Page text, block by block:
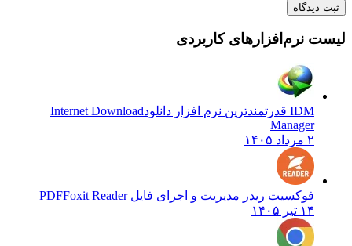
ثبت دیدگاه
لیست نرم‌افزارهای کاربردی
IDM قدرتمندترین نرم افزار دانلود
Internet Download
Manager
۲ مرداد ۱۴۰۵
فوکسیت ریدر مدیریت و اجرای فایل PDFFoxit Reader
۱۴ تیر ۱۴۰۵